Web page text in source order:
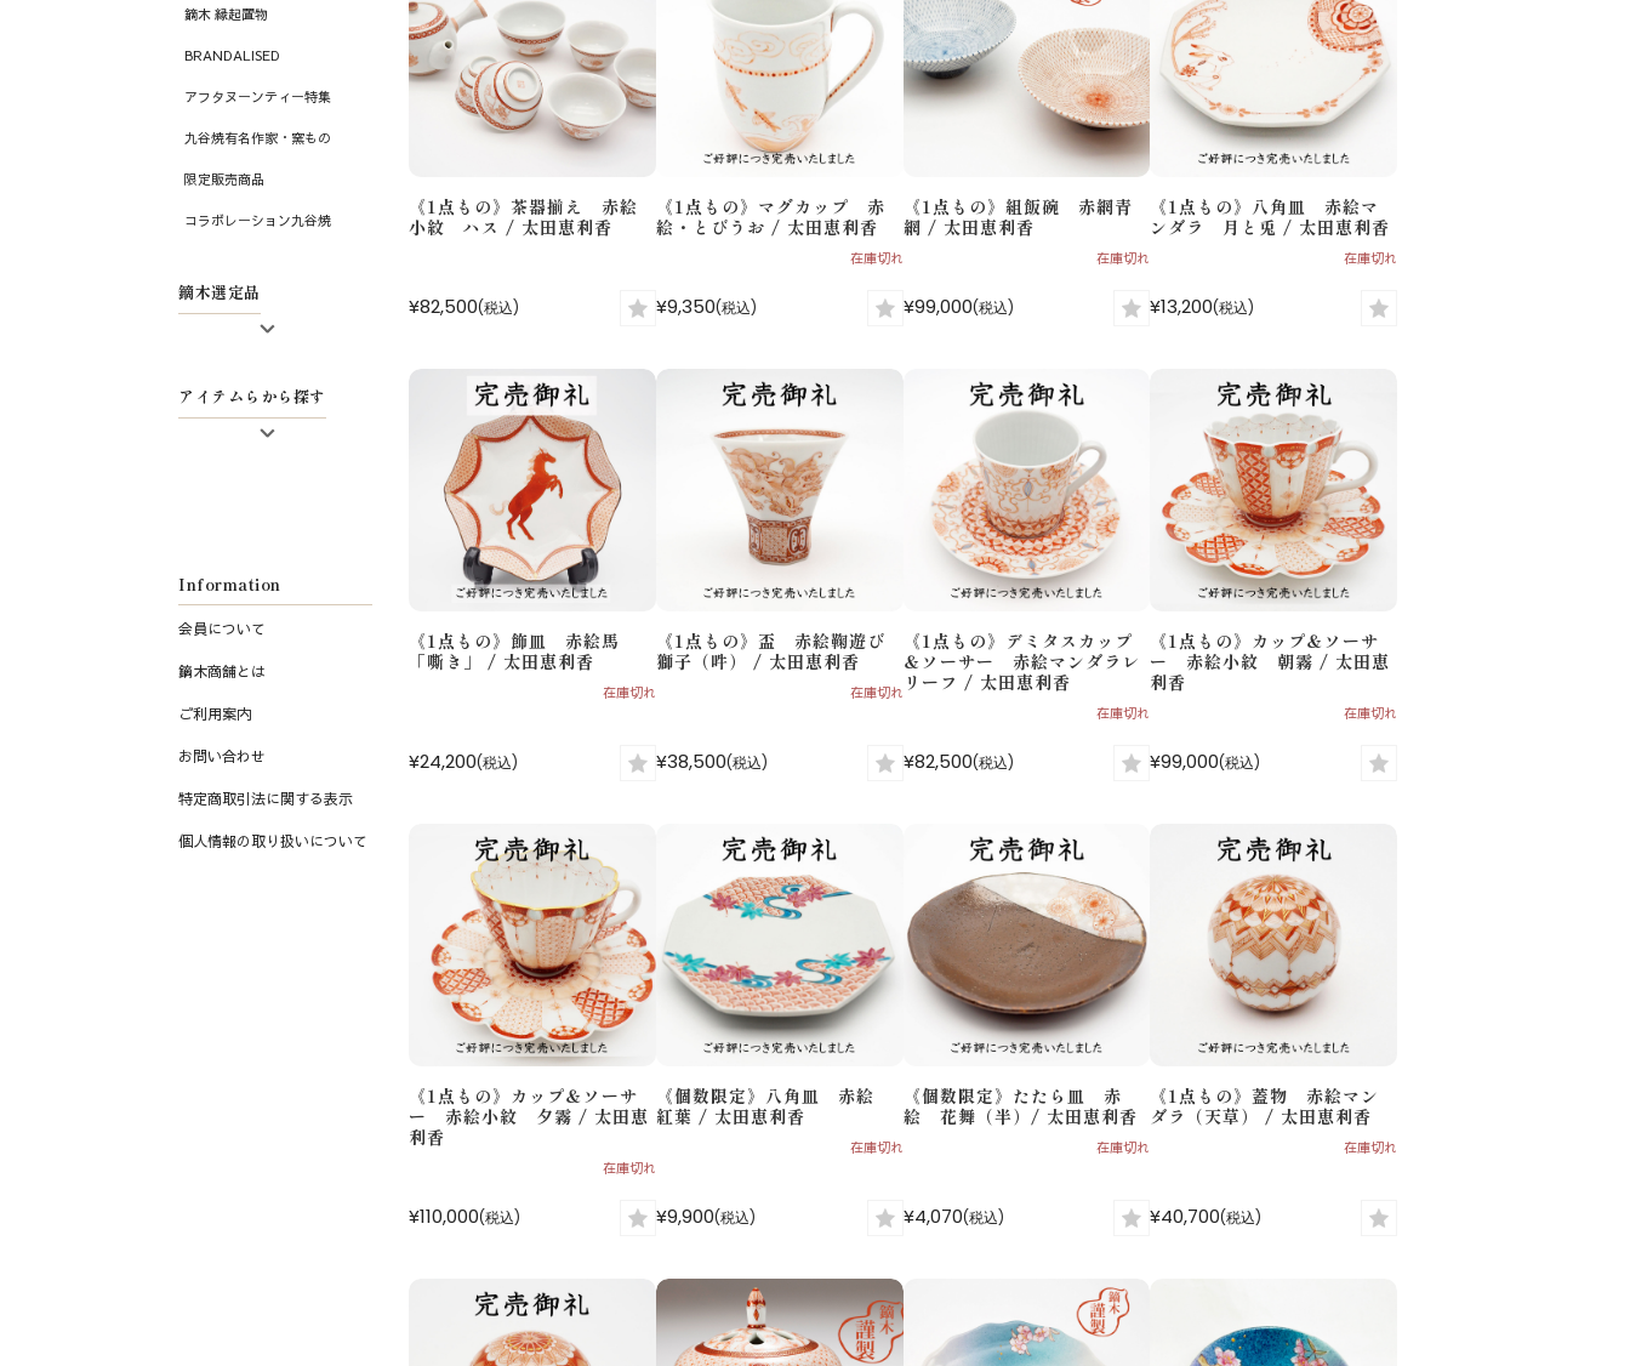
鏑木 縁起置物
BRANDALISED
アフタヌーンティー特集
九谷焼有名作家・窯もの
限定販売商品
コラボレーション九谷焼
鏑木選定品
清峰堂・九谷和グラス
アイテムらから探す
酒器
皿
鉢
飯碗
食卓小物
湯呑み・茶器
マグカップ
Information
会員について
鏑木商舗とは
ご利用案内
お問い合わせ
特定商取引法に関する表示
個人情報の取り扱いについて
《1点もの》茶器揃え 赤絵
小紋 ハス / 太田恵利香
¥82,500(税込)
《1点もの》マグカップ 赤
絵・とびうお / 太田恵利香
¥9,350(税込)
在庫切れ
《1点もの》組飯碗 赤網青
網 / 太田恵利香
¥99,000(税込)
在庫切れ
《1点もの》八角皿 赤絵マ
ンダラ 月と兎 / 太田恵利香
¥13,200(税込)
在庫切れ
《1点もの》飾皿 赤絵馬
「嘶き」 / 太田恵利香
¥24,200(税込)
在庫切れ
《1点もの》盃 赤絵鞠遊び
獅子（吽） / 太田恵利香
¥38,500(税込)
在庫切れ
《1点もの》デミタスカップ
＆ソーサー 赤絵マンダラレ
リーフ / 太田恵利香
¥82,500(税込)
在庫切れ
《1点もの》カップ＆ソーサ
ー 赤絵小紋 朝霧 / 太田恵
利香
¥99,000(税込)
在庫切れ
《1点もの》カップ＆ソーサ
ー 赤絵小紋 夕霧 / 太田恵
利香
¥110,000(税込)
在庫切れ
《個数限定》八角皿 赤絵
紅葉 / 太田恵利香
¥9,900(税込)
在庫切れ
《個数限定》たたら皿 赤
絵 花舞（半）/ 太田恵利香
¥4,070(税込)
在庫切れ
《1点もの》蓋物 赤絵マン
ダラ（天草） / 太田恵利香
¥40,700(税込)
在庫切れ